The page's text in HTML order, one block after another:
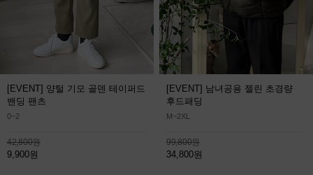
[EVENT] 양털 기모 골덴 테이퍼드
밴딩 팬츠
0~2
42,800원
9,900원
[EVENT] 남녀공용 젤린 초경량
후드패딩
M~2XL
99,800원
34,800원